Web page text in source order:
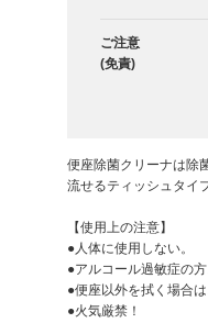
ご注意
(免責)
便座除菌クリーナは除
流せるティッシュタイ
【使用上の注意】
●人体に使用しない。
●アルコール過敏症の
●便座以外を拭く場合
●火気厳禁！